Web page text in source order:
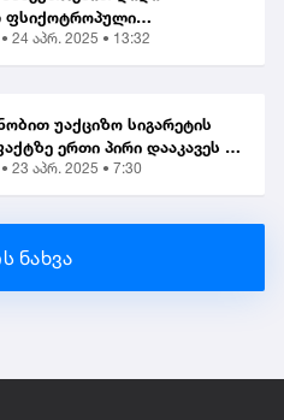
ფსიქოტროპული
შეძენა-შენახვისა და
24 აპრ. 2025 • 13:32
უაქციზო სიგარეტის
ერთი პირი დააკავეს |
23 აპრ. 2025 • 7:30
ნახვა